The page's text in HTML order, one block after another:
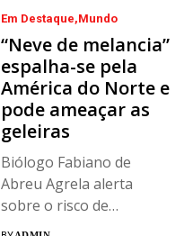
Em Destaque Mundo
“Neve de melancia”
espalha-se pela
América do Norte e
pode ameaçar as
geleiras
Biólogo Fabiano de
Abreu Agrela alerta
sobre o risco de
derretimento polar...